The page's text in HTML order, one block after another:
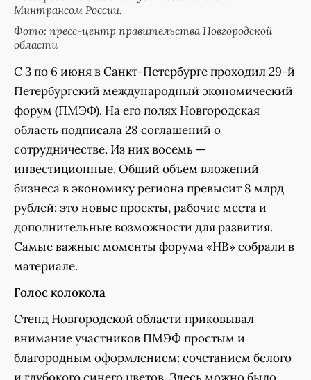
Минтрансом России.
Фото: пресс-центр правительства Новгородской
области
С 3 по 6 июня в Cанкт-Петербурге проходил 29-й
Петербургский международный экономический
форум (ПМЭФ). На его полях Новгородская
область подписала 28 соглашений о
сотрудничестве. Из них восемь —
инвестиционные. Общий объём вложений
бизнеса в экономику региона превысит 8 млрд
рублей: это новые проекты, рабочие места и
дополнительные возможности для развития.
Самые важные моменты форума «НВ» собрали в
материале.
Голос колокола
Стенд Новгородской области приковывал
внимание участников ПМЭФ простым и
благородным оформлением: сочетанием белого